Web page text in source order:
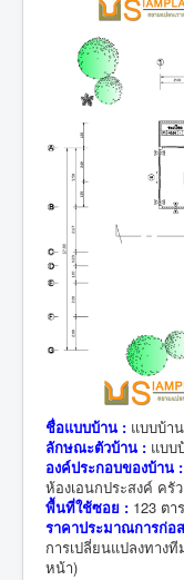
ชื่อแบบบ้าน : แบบบ้า
ลักษณะตัวบ้าน : แบบ
องค์ประกอบของบ้าน :
ห้องเอนกประสงค์ ครัว
พื้นที่ใช้ซอย : 123 ตา
ราคาประมาณการก่อ
การเปลี่ยนแปลงทาง
หน้า)